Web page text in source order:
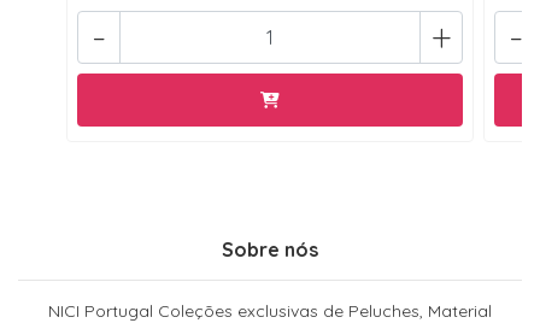
+
- -
Sobre nós
NICI Portugal Coleções exclusivas de Peluches, Material